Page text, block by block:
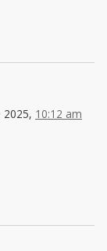
2025, 10:12 am